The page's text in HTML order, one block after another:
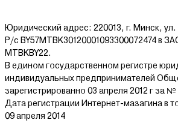
Юридический адрес: 220013, г. Минск,
Р/с BY57MTBK30120001093300072474 в
MTBKBY22.
В едином государственном регистре
индивидуальных предпринимателей
зарегистрированно 03 апреля 2012 г за №
Дата регистрации Интернет-мазагина в
09 апреля 2014